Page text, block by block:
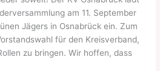
am 11. September
Jägers in Osnabrück ein. Zum
für den Kreisverband,
zu bringen. Wir hoffen, dass